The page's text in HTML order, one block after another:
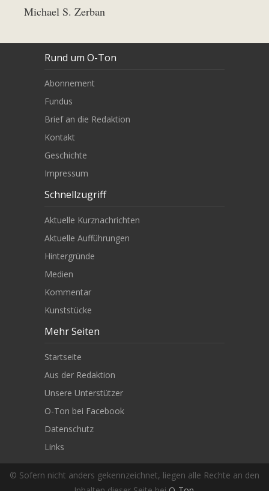
Michael S. Zerban
© Sofern nicht anders gekennzeichnet, liegen alle Rechte an den
Rund um O-Ton
Abonnement
Fundus
Brief an die Redaktion
Kontakt
Geschichte
Impressum
Schnellzugriff
Aktuelle Kurznachrichten
Aktuelle Aufführungen
Hintergründe
Medien
Kommentar
Kunststücke
Mehr Seiten
Startseite
Aus der Redaktion
Unsere Unterstützer
O-Ton bei Facebook
Datenschutz
Links